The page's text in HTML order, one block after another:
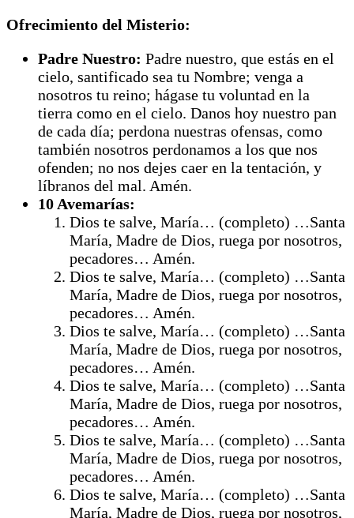
Ofrecimiento del Misterio:
Padre Nuestro: Padre nuestro, que estás en el
cielo, santificado sea tu Nombre; venga a
nosotros tu reino; hágase tu voluntad en la
tierra como en el cielo. Danos hoy nuestro pan
de cada día; perdona nuestras ofensas, como
también nosotros perdonamos a los que nos
ofenden; no nos dejes caer en la tentación, y
líbranos del mal. Amén.
10 Avemarías:
Dios te salve, María… (completo) …Santa
María, Madre de Dios, ruega por nosotros,
pecadores… Amén.
Dios te salve, María… (completo) …Santa
María, Madre de Dios, ruega por nosotros,
pecadores… Amén.
Dios te salve, María… (completo) …Santa
María, Madre de Dios, ruega por nosotros,
pecadores… Amén.
Dios te salve, María… (completo) …Santa
María, Madre de Dios, ruega por nosotros,
pecadores… Amén.
Dios te salve, María… (completo) …Santa
María, Madre de Dios, ruega por nosotros,
pecadores… Amén.
Dios te salve, María… (completo) …Santa
María, Madre de Dios, ruega por nosotros,